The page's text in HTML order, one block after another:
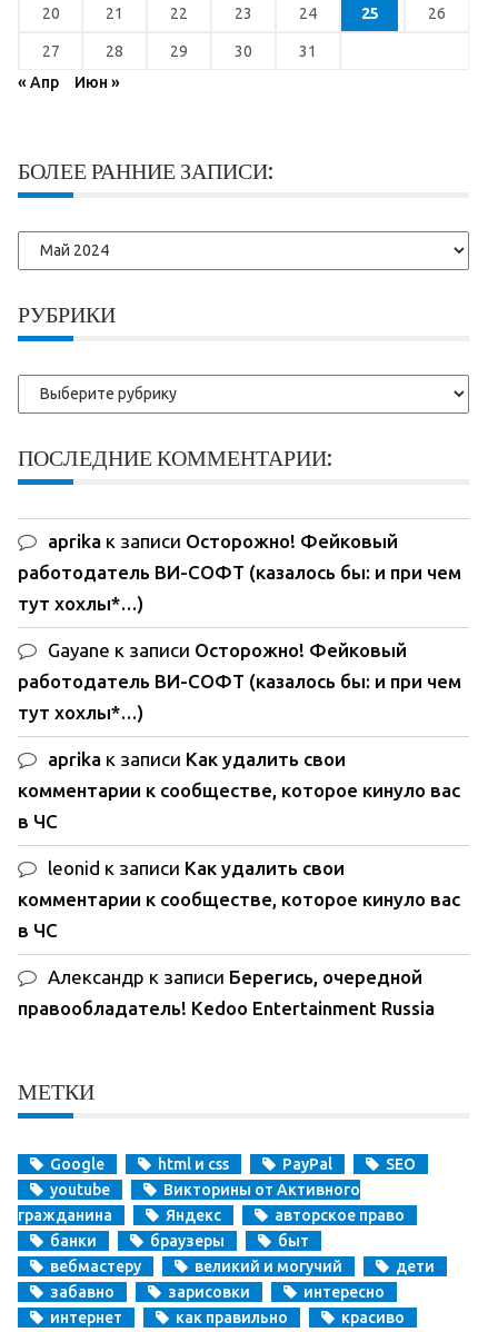
20 21 22 23 24 25 26
27 28 29 30
31
« Апр
Июн »
БОЛЕЕ РАННИЕ ЗАПИСИ:
Более
ранние
РУБРИКИ
Рубрики
ПОСЛЕДНИЕ КОММЕНТАРИИ:
aprika к записи Осторожно! Фейковый
работодатель ВИ-СОФТ (казалось бы: и при чем
тут хохлы*…)
Gayane к записи Осторожно! Фейковый
работодатель ВИ-СОФТ (казалось бы: и при чем
тут хохлы*…)
aprika к записи Как удалить свои
комментарии к сообществе, которое кинуло вас
в ЧС
leonid к записи Как удалить свои
комментарии к сообществе, которое кинуло вас
в ЧС
Александр к записи Берегись, очередной
правообладатель! Kedoo Entertainment Russia
МЕТКИ
Google html и css PayPal
SEO
youtube
Викторины от Активного
гражданина
Яндекс
авторское право
банки
браузеры
быт
вебмастеру
великий и могучий
дети
забавно
зарисовки
интересно
интернет
как правильно красиво